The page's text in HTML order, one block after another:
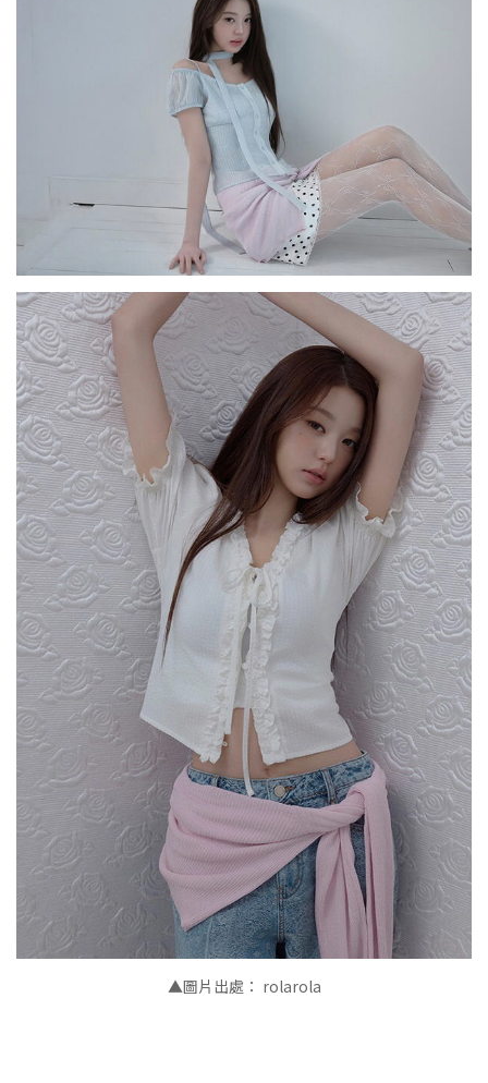
▲圖片出處： rolarola